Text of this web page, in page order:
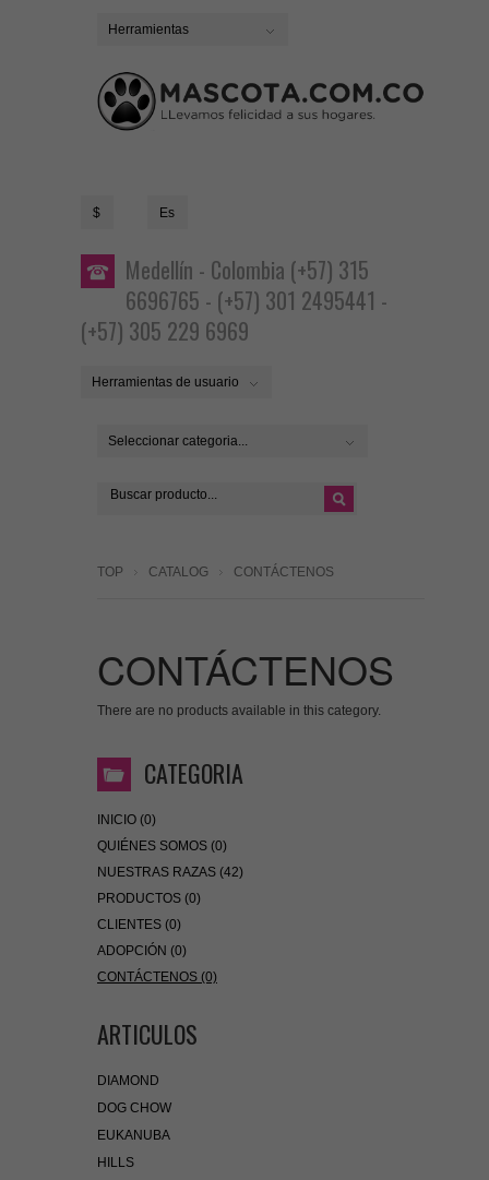
Herramientas
$ Es
Medellín - Colombia (+57) 315
6696765 - (+57) 301 2495441 -
(+57) 305 229 6969
Herramientas de usuario
Seleccionar categoria...
TOP CATALOG CONTÁCTENOS
CONTÁCTENOS
There are no products available in this category.
CATEGORIA
INICIO (0)
QUIÉNES SOMOS (0)
NUESTRAS RAZAS (42)
PRODUCTOS (0)
CLIENTES (0)
ADOPCIÓN (0)
CONTÁCTENOS (0)
ARTICULOS
DIAMOND
DOG CHOW
EUKANUBA
HILLS